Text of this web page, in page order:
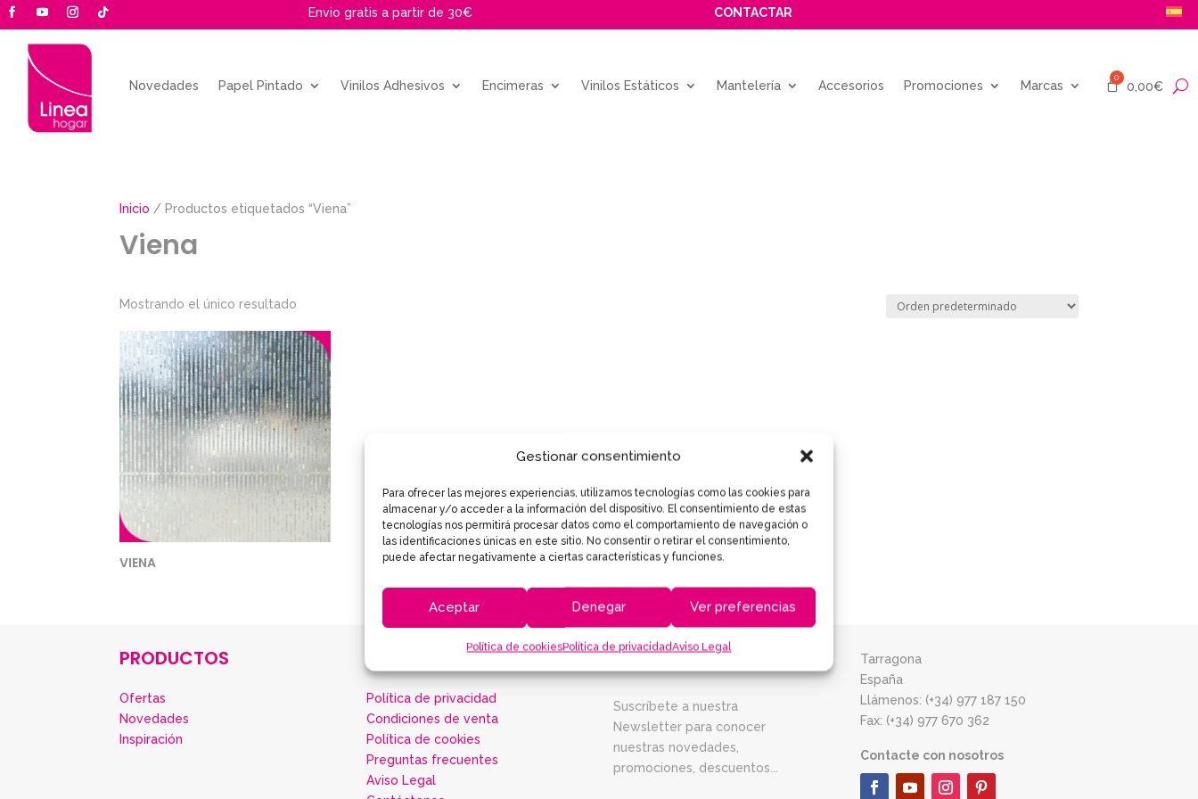
Gestionar consentimiento
Para ofrecer las mejores experiencias, utilizamos tecnologías como las cookies para
almacenar y/o acceder a la información del dispositivo. El consentimiento de estas
tecnologías nos permitirá procesar datos como el comportamiento de navegación o
las identificaciones únicas en este sitio. No consentir o retirar el consentimiento,
puede afectar negativamente a ciertas características y funciones.
Aceptar Denegar Ver preferencias
Política de cookiesPolítica de privacidadAviso Legal
Envio gratis a partir de 30€ CONTACTAR
Novedades Papel Pintado Vinilos Adhesivos Encimeras Vinilos Estáticos Mantelería Accesorios Promociones Marcas 0,00€
Inicio / Productos etiquetados “Viena”
Viena
Mostrando el único resultado
VIENA
PRODUCTOS
Ofertas
Novedades
Inspiración
INFORMACIÓN
Política de privacidad
Condiciones de venta
Política de cookies
Preguntas frecuentes
Aviso Legal
NEWSLETTER
Suscríbete a nuestra
Newsletter para conocer
nuestras novedades,
promociones, descuentos...
Tarragona
España
Llámenos: (+34) 977 187 150
Fax: (+34) 977 670 362
Contacte con nosotros